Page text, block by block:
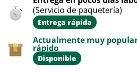
(Servicio de paquetería)
Entrega rápida
Actualmente muy
rápido
Disponible